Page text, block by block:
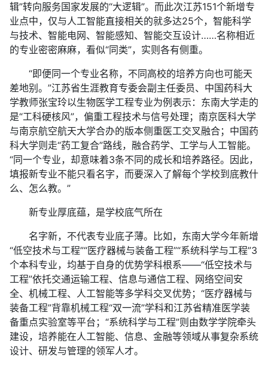
辑”转向服务国家发展的“大逻辑”。而此次江苏151个新增专
业点中，仅与人工智能直接相关的就多达25个，智能科学
与技术、智能电网、智能感知、智能交互设计……名称相近
的专业密密麻麻，看似“同类”，实则各有侧重。
“即便同一个专业名称，不同高校的培养方向也可能天
差地别。”江苏省生涯教育专委会副主任委员、中国药科大
学教师张宝玲以生物医学工程专业为例表示：东南大学走的
是“工科硬核风”，偏重工程技术与信号处理；南京医科大学
与南京航空航天大学合办的版本侧重医工交叉融合；中国药
科大学则走“药工复合”路线，融合药学、工学与人工智能。
“同一个专业，却意味着3条不同的成长和培养路径。因此，
填报新专业不能只看名字，而要深入了解每个学校到底教什
么、怎么教。”
新专业厚底蕴，是学校底气所在
名字新，不代表专业底子薄。比如，东南大学今年新增
“低空技术与工程”“医疗器械与装备工程”“系统科学与工程”3
个本科专业，均基于自身的优势学科根系——“低空技术与
工程”依托交通运输工程、信息与通信工程、网络空间安
全、机械工程、人工智能等多学科交叉优势；“医疗器械与
装备工程”背靠机械工程“双一流”学科和江苏省精准医学装
备重点实验室等平台；“系统科学与工程”则由数学学院牵头
建设，培养能在人工智能、信息、金融等领域从事复杂系统
设计、研发与管理的领军人才。